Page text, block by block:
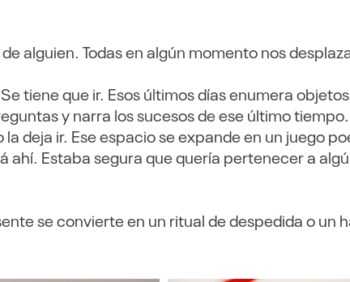
alguien. Todas en algún momento nos
tiene que ir. Esos últimos días enumera
y narra los sucesos de ese último tiempo.
deja ir. Ese espacio se expande en un juego
ahí. Estaba segura que quería pertenecer a
se convierte en un ritual de despedida o un